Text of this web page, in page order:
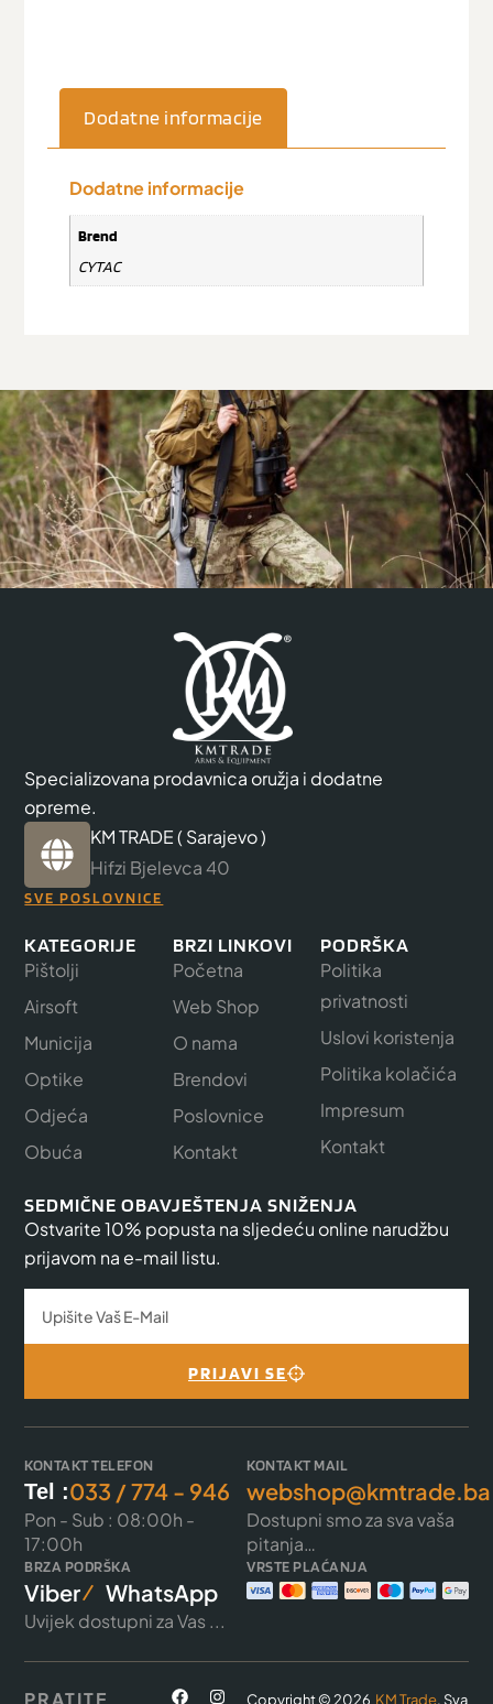
Dodatne informacije
Dodatne informacije
Brend
CYTAC
Specializovana prodavnica oružja i dodatne
opreme.
KM TRADE ( Sarajevo )
Hifzi Bjelevca 40
SVE POSLOVNICE
KATEGORIJE
Pištolji
Airsoft
Municija
Optike
Odjeća
Obuća
BRZI LINKOVI
Početna
Web Shop
O nama
Brendovi
Poslovnice
Kontakt
PODRŠKA
Politika
privatnosti
Uslovi koristenja
Politika kolačića
Impresum
Kontakt
SEDMIČNE OBAVJEŠTENJA SNIŽENJA
Ostvarite 10% popusta na sljedeću online narudžbu
prijavom na e-mail listu.
PRIJAVI SE
KONTAKT TELEFON
Tel :033 / 774 - 946
Pon - Sub : 08:00h -
17:00h
KONTAKT MAIL
webshop@kmtrade.ba
Dostupni smo za sva vaša
pitanja…
BRZA PODRŠKA
Viber WhatsApp
Uvijek dostupni za Vas ...
VRSTE PLAĆANJA
Copyright © 2026 KM Trade. Sva
PRATITE